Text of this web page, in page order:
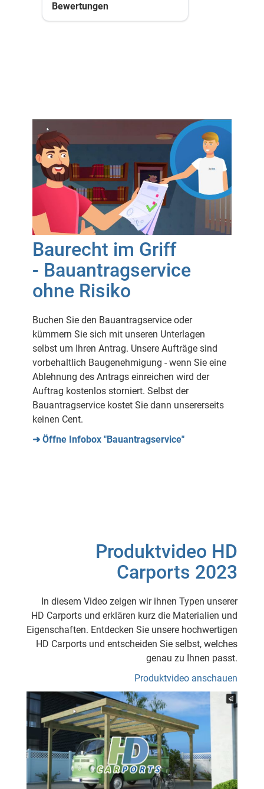
Bewertungen
Baurecht im Griff
- Bauantragservice
ohne Risiko
Buchen Sie den Bauantragservice oder
kümmern Sie sich mit unseren Unterlagen
selbst um Ihren Antrag. Unsere Aufträge sind
vorbehaltlich Baugenehmigung - wenn Sie eine
Ablehnung des Antrags einreichen wird der
Auftrag kostenlos storniert. Selbst der
Bauantragservice kostet Sie dann unsererseits
keinen Cent.
➜ Öffne Infobox "Bauantragservice"
Produktvideo HD
Carports 2023
In diesem Video zeigen wir ihnen Typen unserer
HD Carports und erklären kurz die Materialien und
Eigenschaften. Entdecken Sie unsere hochwertigen
HD Carports und entscheiden Sie selbst, welches
genau zu Ihnen passt.
Produktvideo anschauen